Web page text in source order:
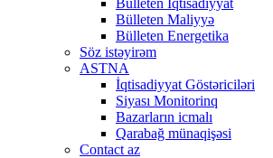
Bülleten İqtisadiyyat
Bülleten Maliyyə
Bülleten Energetika
Söz istəyirəm
ASTNA
İqtisadiyyat Göstəriciləri
Siyası Monitorinq
Bazarların icmalı
Qarabağ münaqişəsi
Contact az